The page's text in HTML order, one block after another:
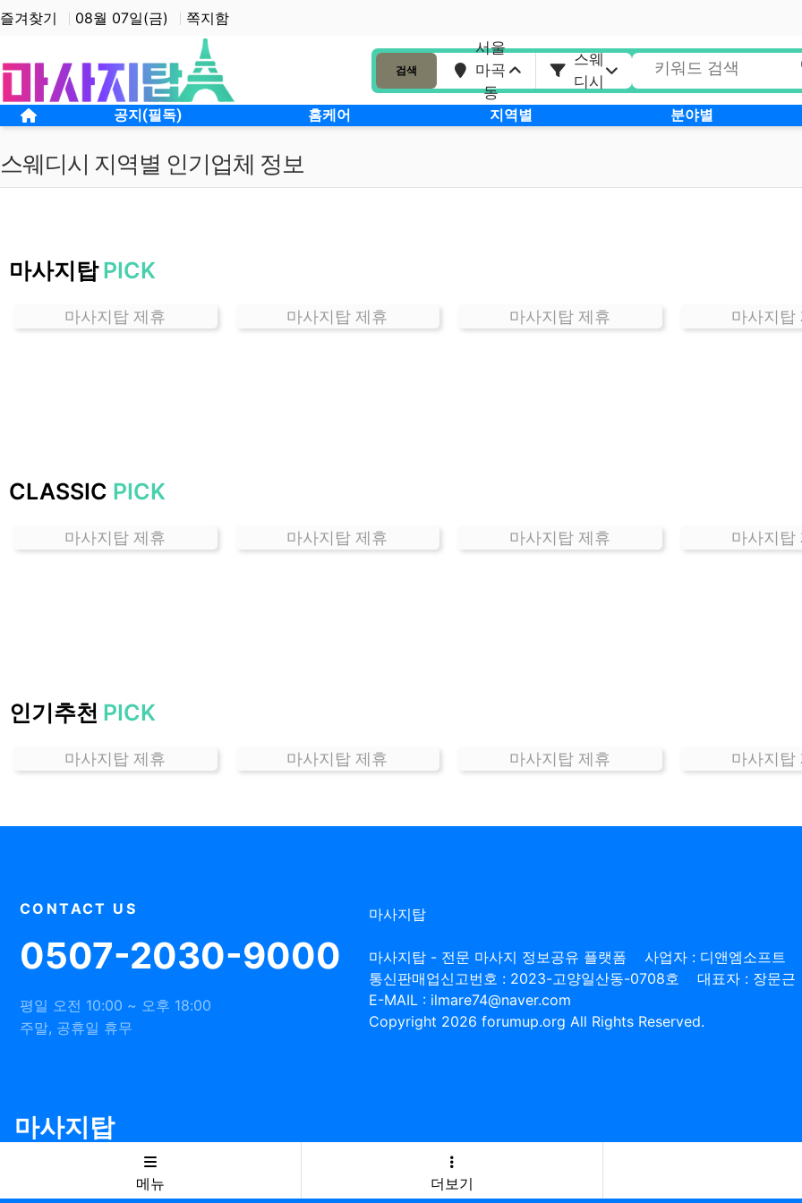
상단 네비
즐겨찾기 08월 07일(금) 쪽지함
검색
서울
마곡
동
스웨
디시
메인 메뉴 공지(필독) 홈케어 지역별 분야별
홈으로
스웨디시 지역별 인기업체 정보
마
곳
가
추
천
마사지탑 PICK
마사지탑 제휴 마사지탑 제휴 마사지탑 제휴 마사지탑
CLASSIC PICK
마사지탑 제휴 마사지탑 제휴 마사지탑 제휴 마사지탑
인기추천 PICK
마사지탑 제휴 마사지탑 제휴 마사지탑 제휴 마사지탑
CONTACT US
0507-2030-9000
평일 오전 10:00 ~ 오후 18:00
주말, 공휴일 휴무
마사지탑
마사지탑 - 전문 마사지 정보공유 플랫폼
사업자 : 디앤엠소프트
통신판매업신고번호 : 2023-고양일산동-0708호
대표자 : 장문근
E-MAIL : ilmare74@naver.com
Copyright 2026 forumup.org All Rights Reserved.
마사지탑
메뉴
더보기